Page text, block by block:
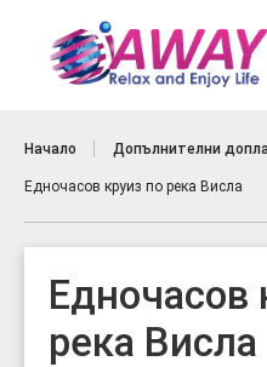
Начало Допълнителни
Едночасов круиз по река Висла
Едночасов
река Висла